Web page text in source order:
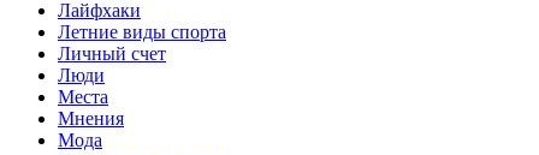
Лайфхаки
Летние виды спорта
Личный счет
Люди
Места
Мнения
Мода